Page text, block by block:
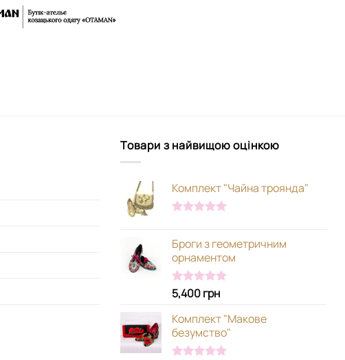
Товари з найвищою оцінкою
Комплект "Чайна троянда"
Броги з геометричним
орнаментом
Оцінено в
з 5
5,400грн
Комплект "Макове
безумство"